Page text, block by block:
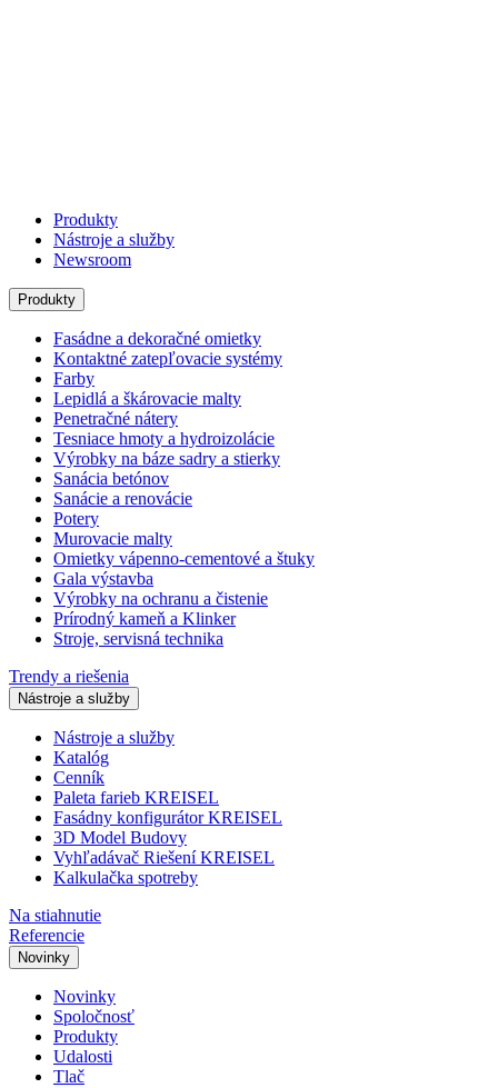
Produkty
Nástroje a služby
Newsroom
Produkty
Fasádne a dekoračné omietky
Kontaktné zatepľovacie systémy
Farby
Lepidlá a škárovacie malty
Penetračné nátery
Tesniace hmoty a hydroizolácie
Výrobky na báze sadry a stierky
Sanácia betónov
Sanácie a renovácie
Potery
Murovacie malty
Omietky vápenno-cementové a štuky
Gala výstavba
Výrobky na ochranu a čistenie
Prírodný kameň a Klinker
Stroje, servisná technika
Trendy a riešenia
Nástroje a služby
Nástroje a služby
Katalóg
Cenník
Paleta farieb KREISEL
Fasádny konfigurátor KREISEL
3D Model Budovy
Vyhľadávač Riešení KREISEL
Kalkulačka spotreby
Na stiahnutie
Referencie
Novinky
Novinky
Spoločnosť
Produkty
Udalosti
Tlač